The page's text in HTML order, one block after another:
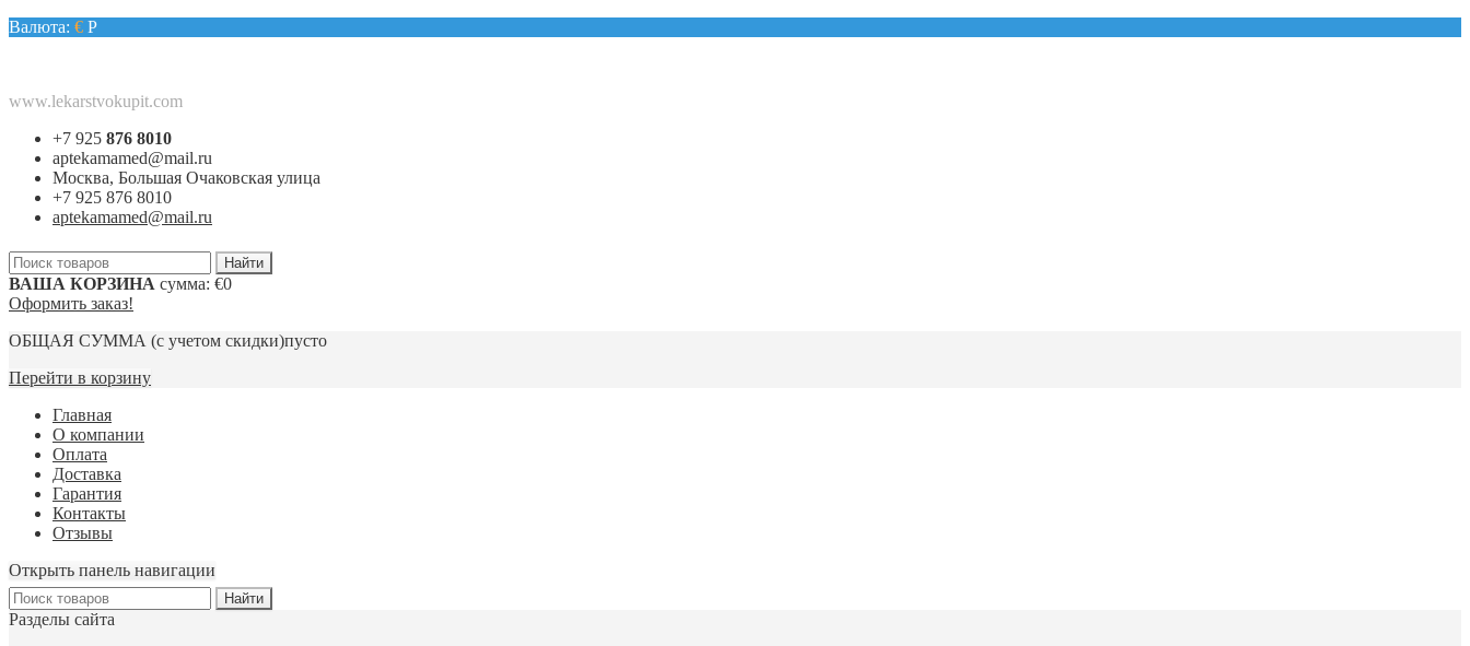
Валюта: € Р
www.lekarstvokupit.com
+7 925 876 8010
aptekamamed@mail.ru
Москва, Большая Очаковская улица
+7 925 876 8010
aptekamamed@mail.ru
ВАША КОРЗИНА сумма: €0
Оформить заказ!
ОБЩАЯ СУММА (с учетом скидки)пусто
Перейти в корзину
Главная
О компании
Оплата
Доставка
Гарантия
Контакты
Отзывы
Открыть панель навигации
Разделы сайта